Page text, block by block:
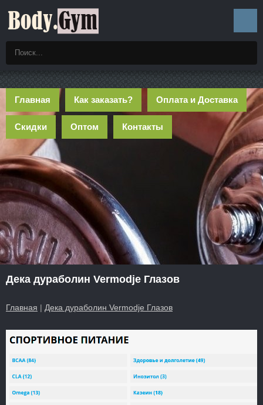
Главная Как заказать? Оплата и Доставка
Скидки Оптом Контакты
Дека дураболин Vermodje Глазов
Главная | Дека дураболин Vermodje Глазов